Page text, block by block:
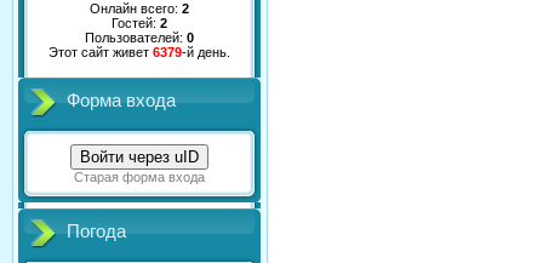
Онлайн всего: 2
Гостей: 2
Пользователей: 0
Этот сайт живет 6379-й день.
Форма входа
Войти через uID
Старая форма входа
Погода